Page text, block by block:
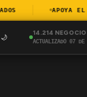
APOYA EL
🌙
14.214
ACTUALIZADO 07 DE